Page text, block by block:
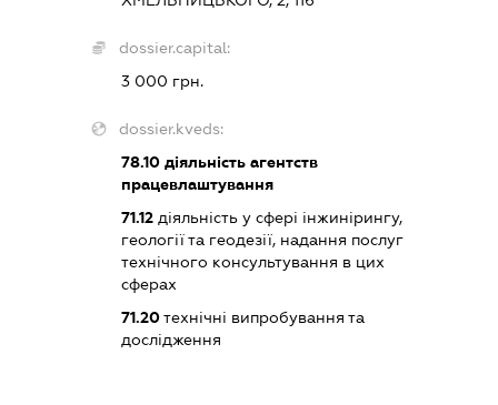
dossier.capital:
3 000 грн.
dossier.kveds:
78.10діяльність агентств
працевлаштування
71.12діяльність у сфері інжинірингу,
геології та геодезії, надання послуг
технічного консультування в цих
сферах
71.20технічні випробування та
дослідження